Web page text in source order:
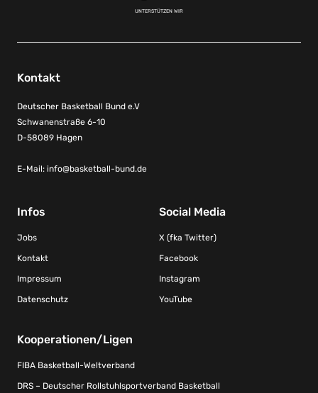
UNTERSTÜTZEN WIR
Kontakt
Deutscher Basketball Bund e.V
Schwanenstraße 6-10
D-58089 Hagen
E-Mail: info@basketball-bund.de
Infos
Jobs
Kontakt
Impressum
Datenschutz
Social Media
X (fka Twitter)
Facebook
Instagram
YouTube
Kooperationen/Ligen
FIBA Basketball-Weltverband
DRS – Deutscher Rollstuhlsportverband Basketball